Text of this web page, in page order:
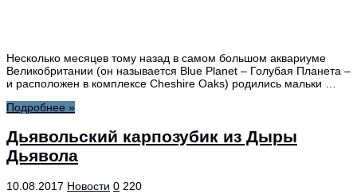
Несколько месяцев тому назад в самом большом аквариуме
Великобритании (он называется Blue Planet – Голубая Планета –
и расположен в комплексе Cheshire Oaks) родились мальки …
Подробнее »
Дьявольский карпозубик из Дыры
Дьявола
10.08.2017 Новости 0 220